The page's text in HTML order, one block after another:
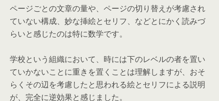
ページごとの文章の量や、ページの切り替えが考慮され
ていない構成、妙な挿絵とセリフ、などとにかく読みづ
らいと感じたのは特に数学です。
学校という組織において、時には下のレベルの者を置い
ていかないことに重きを置くことは理解しますが、おそ
らくその辺を考慮したと思われる絵とセリフによる説明
が、完全に逆効果と感じました。